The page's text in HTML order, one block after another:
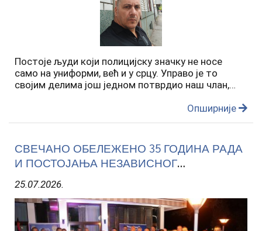
Постоје људи који полицијску значку не носе
само на униформи, већ и у срцу. Управо је то
својим делима још једном потврдио наш члан,
Златковић, који је и ван радног времена остао
Опширније
СВЕЧАНО ОБЕЛЕЖЕНО 35 ГОДИНА РАДА
И ПОСТОЈАЊА НЕЗАВИСНОГ
25.07.2026.